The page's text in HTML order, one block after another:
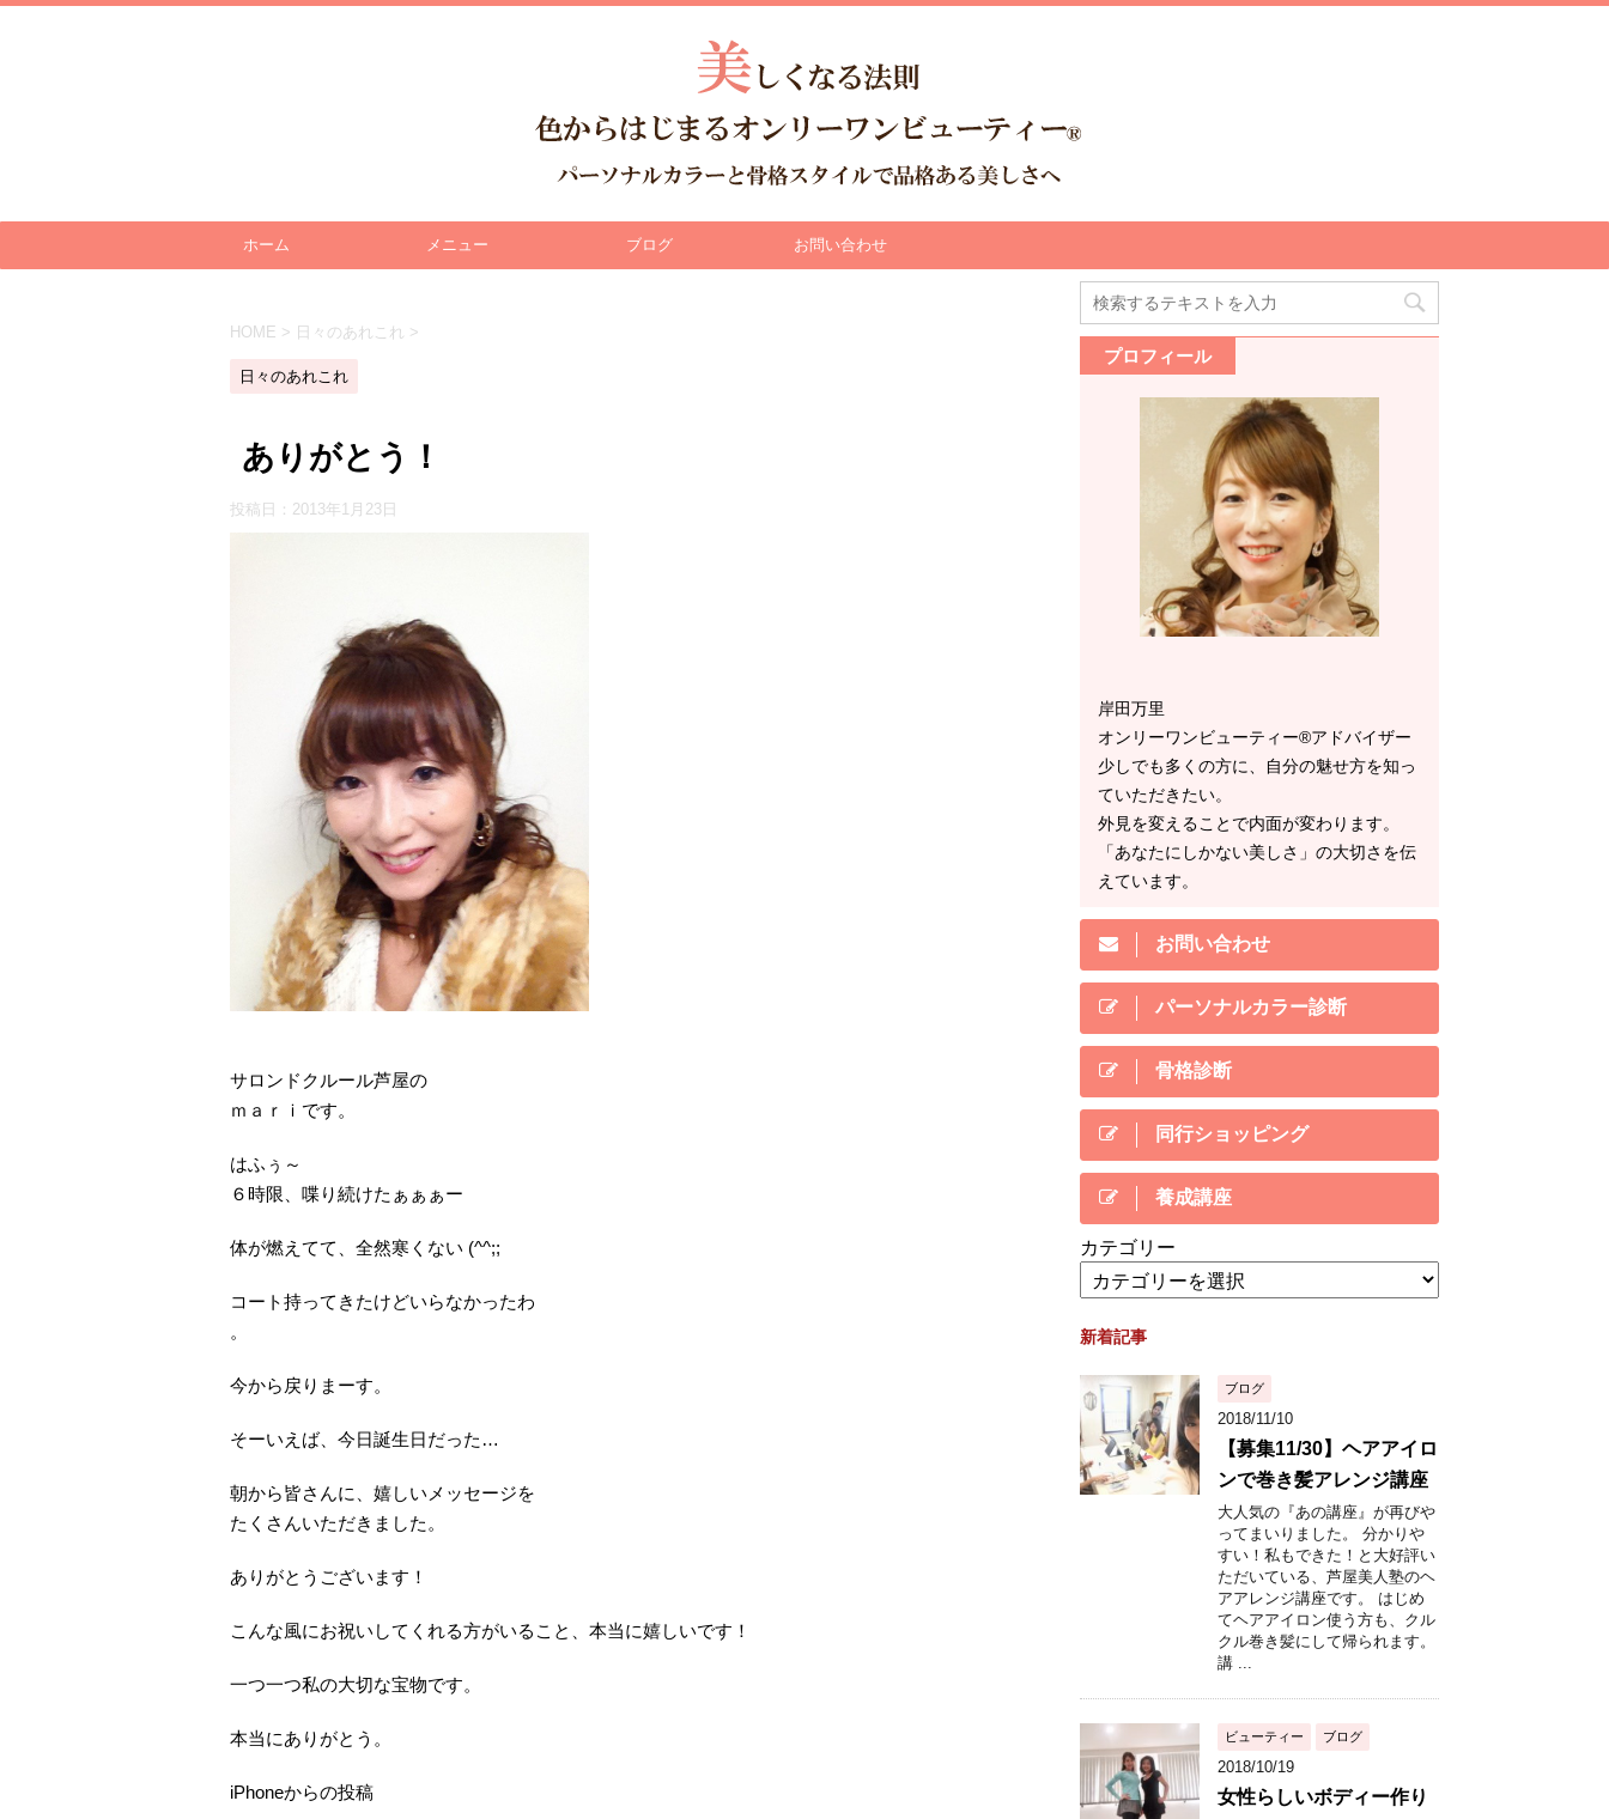
ホーム メニュー ブログ お問い合わせ
HOME > 日々のあれこれ >
日々のあれこれ
ありがとう！
投稿日： 2013年1月23日
サロンドクルール芦屋の
ｍａｒｉです。
はふぅ～
６時限、喋り続けたぁぁぁー
体が燃えてて、全然寒くない (^^;;
コート持ってきたけどいらなかったわ
。
今から戻りまーす。
そーいえば、今日誕生日だった…
朝から皆さんに、嬉しいメッセージを
たくさんいただきました。
ありがとうございます！
こんな風にお祝いしてくれる方がいること、本当に嬉しいです！
一つ一つ私の大切な宝物です。
本当にありがとう。
iPhoneからの投稿
プロフィール
岸田万里
オンリーワンビューティー®アドバイザー
少しでも多くの方に、自分の魅せ方を知っ
ていただきたい。
外見を変えることで内面が変わります。
「あなたにしかない美しさ」の大切さを伝
えています。
お問い合わせ
パーソナルカラー診断
骨格診断
同行ショッピング
養成講座
カテゴリー
新着記事
ブログ
2018/11/10
【募集11/30】ヘアアイロ
ンで巻き髪アレンジ講座
大人気の『あの講座』が再びや
ってまいりました。 分かりや
すい！私もできた！と大好評い
ただいている、芦屋美人塾のヘ
アアレンジ講座です。 はじめ
てヘアアイロン使う方も、クル
クル巻き髪にして帰られます。
講 ...
ビューティー ブログ
2018/10/19
女性らしいボディー作り